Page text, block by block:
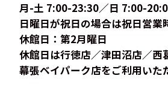
月-土 7:00-23:30／日 7:00-
日曜日が祝日の場合は祝日営業
休館日：第2月曜日
休館日は行徳店／津田沼店／西
幕張ベイパーク店をご利用いた